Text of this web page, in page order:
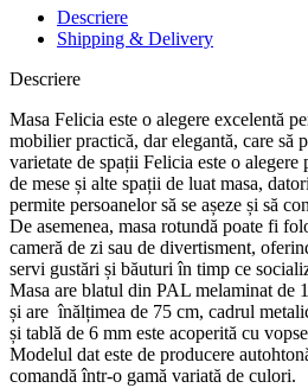
Descriere
Shipping & Delivery
Descriere
Masa Felicia este o alegere excelentă
mobilier practică, dar elegantă, care să
varietate de spații Felicia este o
de mese și alte spații de luat masa,
permite persoanelor să se așeze și să
De asemenea, masa rotundă poate fi
cameră de zi sau de divertisment,
servi gustări și băuturi în timp ce
Masa are blatul din PAL melaminat de
și are înălțimea de 75 cm, cadrul
și tablă de 6 mm este acoperită cu
Modelul dat este de producere
comandă într-o gamă variată de culori.